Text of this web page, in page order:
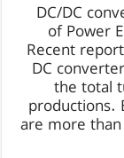
DC/DC
of Power
Recent
DC
the total
productions.
are more